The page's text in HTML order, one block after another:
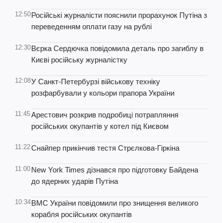
12:50Російські журналісти пояснили прорахунок Путіна з
переведенням оплати газу на рублі
12:30Вєрка Сердючка повідомила деталь про загиблу в
Києві російську журналістку
12:08У Санкт-Петербурзі військову техніку
розфарбували у кольори прапора України
11:45Арестович розкрив подробиці потрапляння
російських окупантів у котел під Києвом
11:22Снайпер прикінчив тестя Стрєлкова-Гіркіна
11:00 New York Times дізнався про підготовку Байдена
до ядерних ударів Путіна
10:34ВМС України повідомили про знищення великого
корабля російських окупантів